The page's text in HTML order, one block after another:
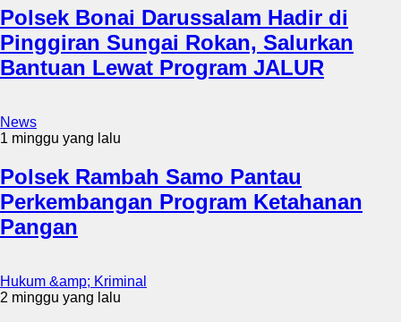
Polsek Bonai Darussalam Hadir di
Pinggiran Sungai Rokan, Salurkan
Bantuan Lewat Program JALUR
News
1 minggu yang lalu
Polsek Rambah Samo Pantau
Perkembangan Program Ketahanan
Pangan
Hukum &amp; Kriminal
2 minggu yang lalu